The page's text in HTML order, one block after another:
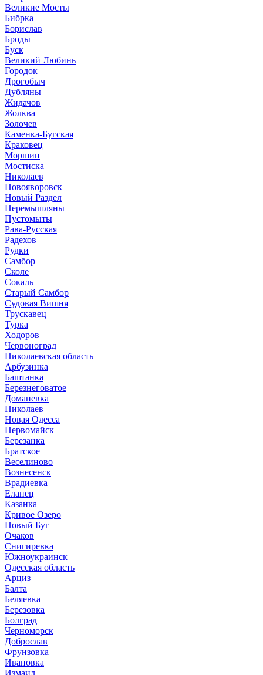
Великие Мосты
Бибрка
Борислав
Броды
Буск
Великий Любинь
Городок
Дрогобыч
Дубляны
Жидачов
Жолква
Золочев
Каменка-Бугская
Краковец
Моршин
Мостиска
Николаев
Новояворовск
Новый Раздел
Перемышляны
Пустомыты
Рава-Русская
Радехов
Рудки
Самбор
Сколе
Сокаль
Старый Самбор
Судовая Вишня
Трускавец
Турка
Ходоров
Червоноград
Николаевская область
Арбузинка
Баштанка
Березнеговатое
Доманевка
Николаев
Новая Одесса
Первомайск
Березанка
Братское
Веселиново
Вознесенск
Врадиевка
Еланец
Казанка
Кривое Озеро
Новый Буг
Очаков
Снигиревка
Южноукраинск
Одесская область
Арциз
Балта
Беляевка
Березовка
Болград
Черноморск
Доброслав
Фрунзовка
Ивановка
Измаил